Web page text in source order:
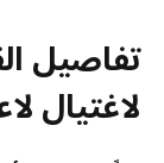
تفاصيل
لاغتيال